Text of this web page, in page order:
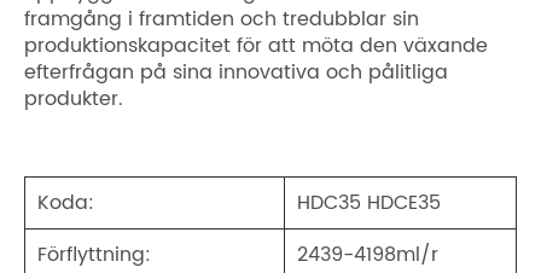
framgång i framtiden och tredubblar sin
produktionskapacitet för att möta den växande
efterfrågan på sina innovativa och pålitliga
produkter.
Koda:
HDC35 HDCE35
Förflyttning:
2439-4198ml/r